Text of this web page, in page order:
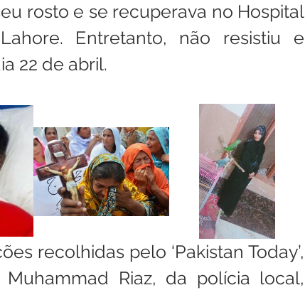
rosto e se recuperava no Hospital
Entretanto, não resistiu e
22 de abril.
recolhidas pelo ‘Pakistan Today’,
Riaz, da polícia local,